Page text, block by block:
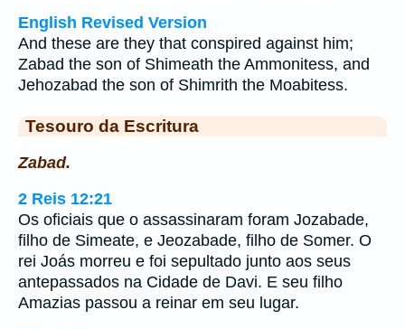
English Revised Version
And these are they that conspired against him;
Zabad the son of Shimeath the Ammonitess, and
Jehozabad the son of Shimrith the Moabitess.
Tesouro da Escritura
Zabad.
2 Reis 12:21
Os oficiais que o assassinaram foram Jozabade,
filho de Simeate, e Jeozabade, filho de Somer. O
rei Joás morreu e foi sepultado junto aos seus
antepassados na Cidade de Davi. E seu filho
Amazias passou a reinar em seu lugar.